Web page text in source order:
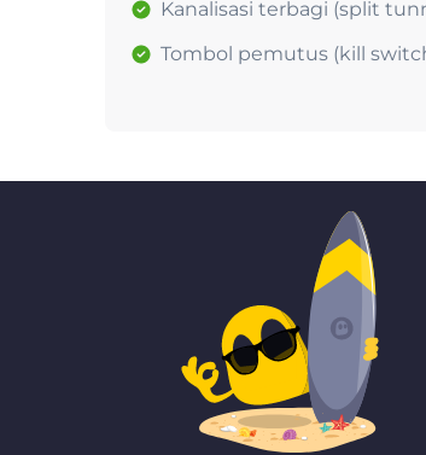
Kanalisasi terbagi (split
Tombol pemutus (kill